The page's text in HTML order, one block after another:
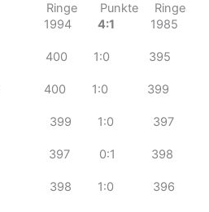
Ringe
4:1 1985
400 1:0 395
400 1:0 399
399 1:0 397
397 0:1 398
David 398 1:0 396